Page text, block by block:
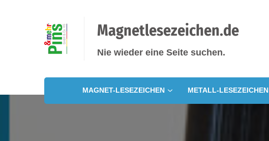
Magnetlesezeichen.de
Nie wieder eine Seite suchen.
MAGNET-LESEZEICHEN METALL-LESEZEICHEN